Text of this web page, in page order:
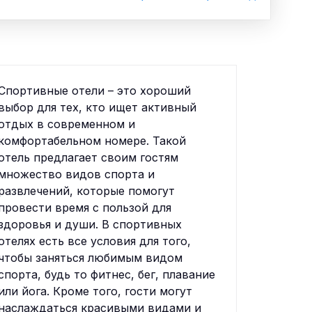
отели – это хороший
для тех, кто ищет активный
в современном и
номере. Такой
предлагает своим гостям
видов спорта и
которые помогут
время с пользой для
и души. В спортивных
есть все условия для того,
заняться любимым видом
будь то фитнес, бег, плавание
йога. Кроме того, гости могут
красивыми видами и